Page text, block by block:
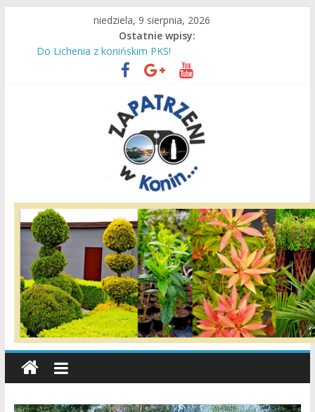
niedziela, 9 sierpnia, 2026
Ostatnie wpisy:
Są wakacje, mamy Przystań Gosławice!
Do Lichenia z konińskim PKS!
Konińska Fara dawniej i dziś…
Konin dawniej i dziś w obiektywie Jana Sochackiego…
Kamienica Glubby
Zapatrzeni
w
Konin
wiadomości,
informacje,
sport,
Konin,
Koło,
Słupca,